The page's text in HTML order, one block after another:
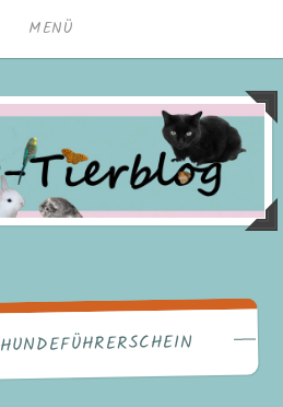
MENÜ
HUNDEFÜHRERSCHEIN